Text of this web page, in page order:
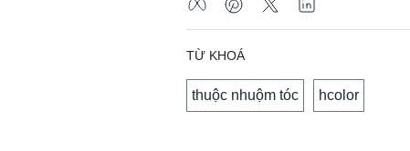
TỪ KHOÁ
thuộc nhuộm tóc hcolor